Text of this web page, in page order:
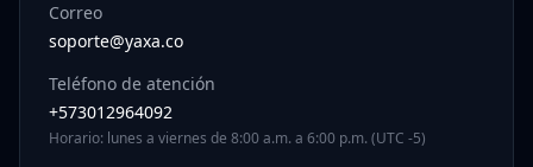
Correo
soporte@yaxa.co
Teléfono de atención
+573012964092
Horario: lunes a viernes de 8:00 a.m. a 6:00 p.m. (UTC -5)